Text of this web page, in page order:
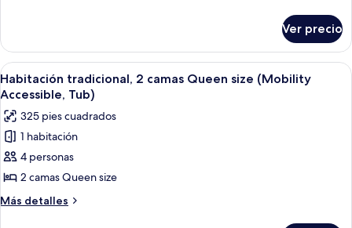
size
(Mobility/Hearing
Accessible,
Tub)
tradicional,
camas
Queen
(Mobility/Hearing
Accessible,
Tub)
Ver precio
Abrir
todas
las
fotos
de
Habitación
tradicional,
2
Una habitación de hotel con cama,
2
Habitación tradicional, 2 camas Queen size (Mobility
Accessible, Tub)
325 pies cuadrados
1 habitación
4 personas
2 camas Queen size
Más detalles
Más